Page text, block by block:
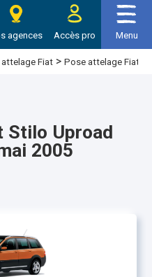
agences Accès pro Menu
Fiat > Pose attelage Fiat
Stilo Uproad
2005